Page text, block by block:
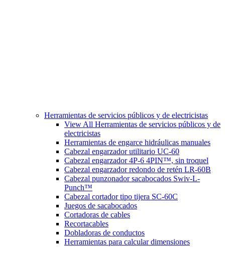
Herramientas de servicios públicos y de electricistas
View All Herramientas de servicios públicos y de
electricistas
Herramientas de engarce hidráulicas manuales
Cabezal engarzador utilitario UC-60
Cabezal engarzador 4P-6 4PIN™, sin troquel
Cabezal engarzador redondo de retén LR-60B
Cabezal punzonador sacabocados Swiv-L-
Punch™
Cabezal cortador tipo tijera SC-60C
Juegos de sacabocados
Cortadoras de cables
Recortacables
Dobladoras de conductos
Herramientas para calcular dimensiones